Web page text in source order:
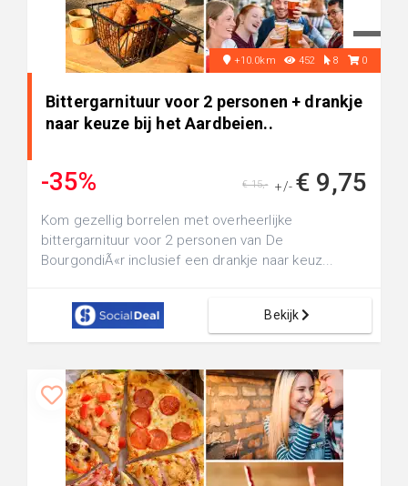
+10.0km 452 8 0
Bittergarnituur voor 2 personen + drankje
naar keuze bij het Aardbeien..
-35% +/- € 9,75
€ 15,-
Kom gezellig borrelen met overheerlijke
bittergarnituur voor 2 personen van De
BourgondiÃ«r inclusief een drankje naar keuz...
Bekijk